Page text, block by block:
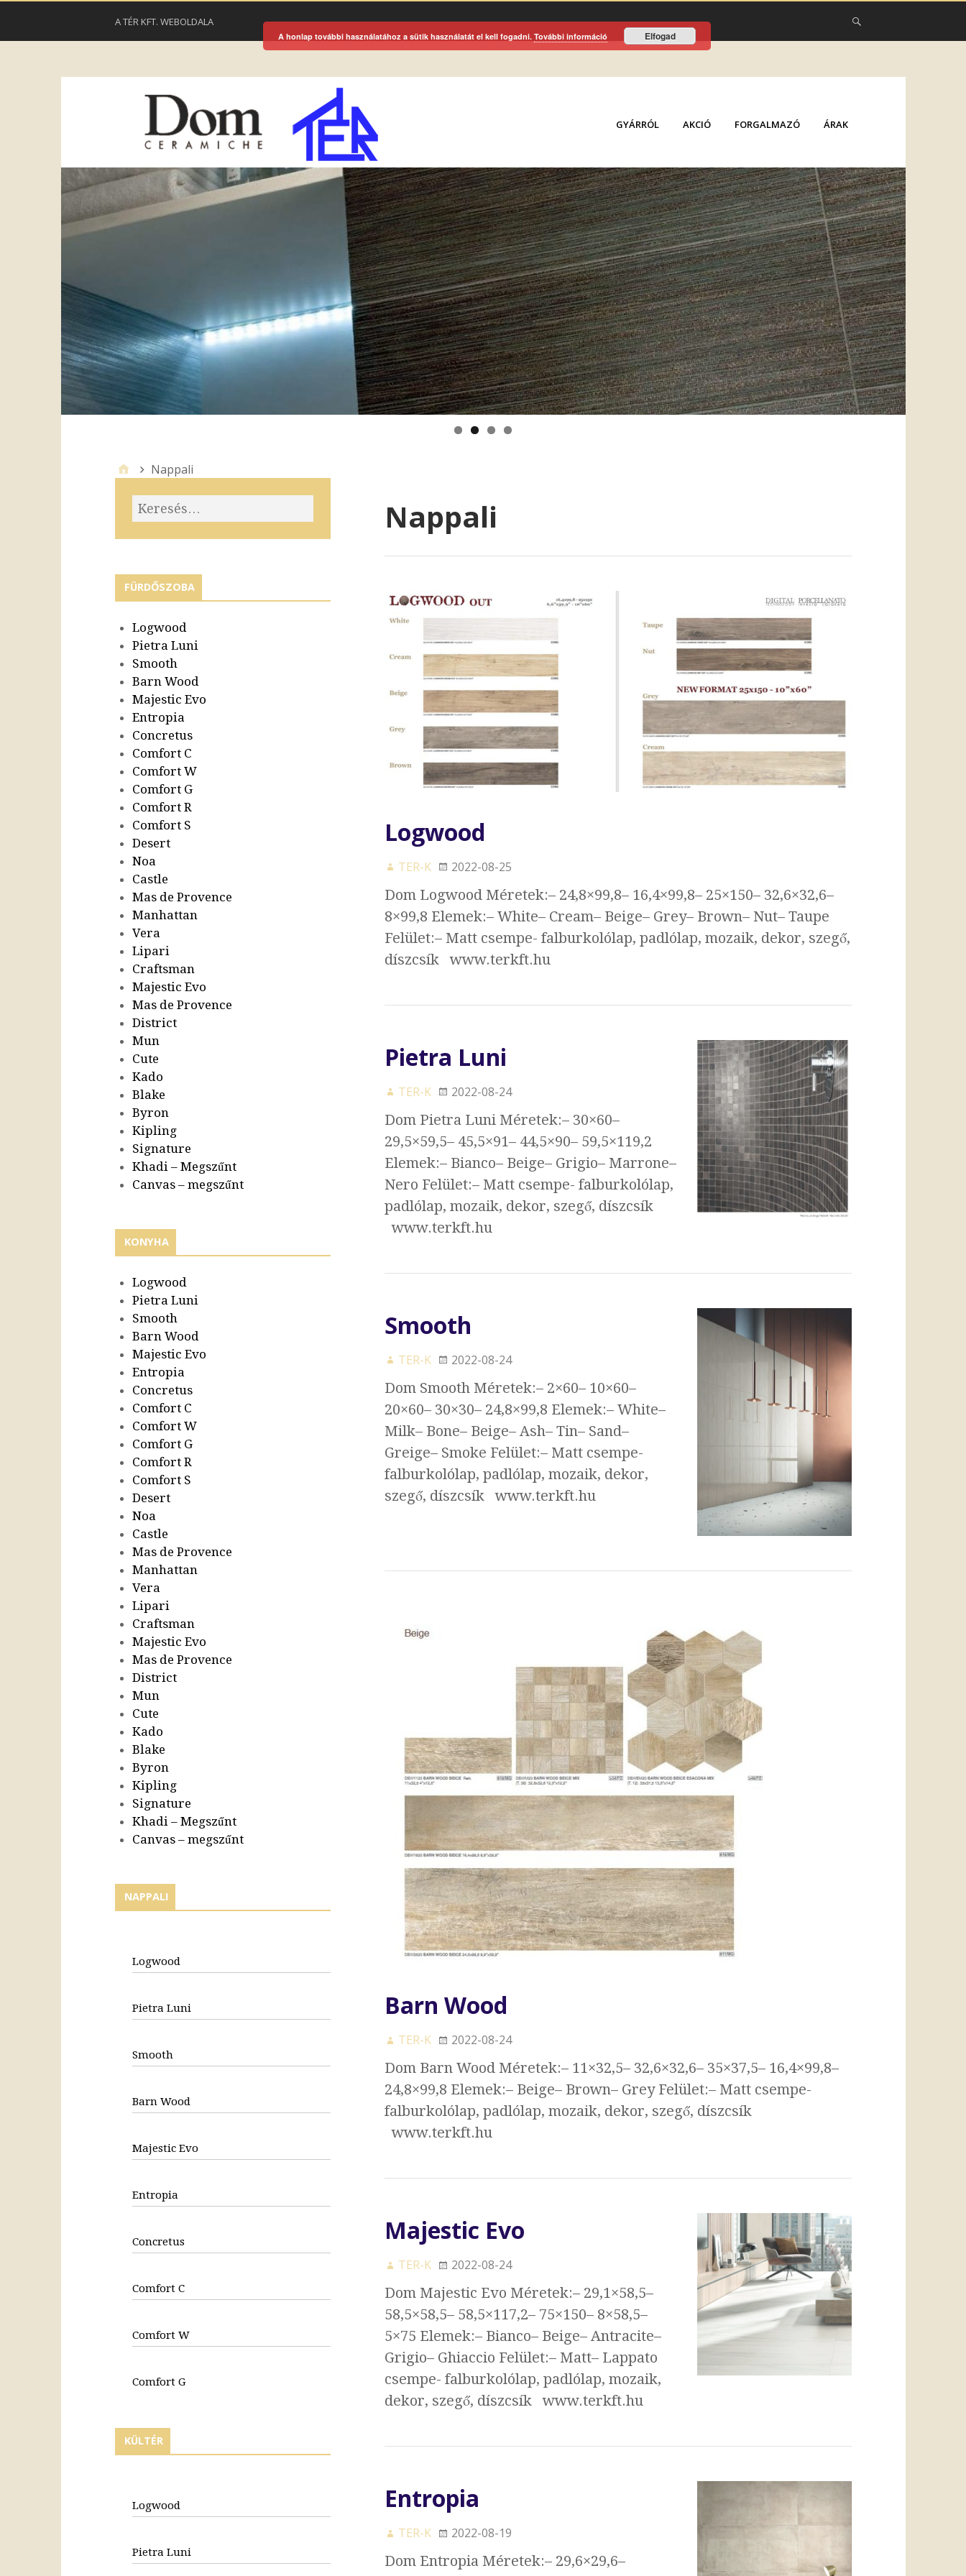
A TÉR KFT. WEBOLDALA
GYÁRRÓL AKCIÓ FORGALMAZÓ ÁRAK
Nappali
Nappali
Logwood
TER-K 2022-08-25
Dom Logwood Méretek:– 24,8×99,8– 16,4×99,8– 25×150– 32,6×32,6–
8×99,8 Elemek:– White– Cream– Beige– Grey– Brown– Nut– Taupe
Felület:– Matt csempe- falburkolólap, padlólap, mozaik, dekor, szegő,
díszcsík www.terkft.hu
Pietra Luni
TER-K 2022-08-24
Dom Pietra Luni Méretek:– 30×60–
29,5×59,5– 45,5×91– 44,5×90– 59,5×119,2
Elemek:– Bianco– Beige– Grigio– Marrone–
Nero Felület:– Matt csempe- falburkolólap,
padlólap, mozaik, dekor, szegő, díszcsík
www.terkft.hu
Smooth
TER-K 2022-08-24
Dom Smooth Méretek:– 2×60– 10×60–
20×60– 30×30– 24,8×99,8 Elemek:– White–
Milk– Bone– Beige– Ash– Tin– Sand–
Greige– Smoke Felület:– Matt csempe-
falburkolólap, padlólap, mozaik, dekor,
szegő, díszcsík www.terkft.hu
Barn Wood
TER-K 2022-08-24
Dom Barn Wood Méretek:– 11×32,5– 32,6×32,6– 35×37,5– 16,4×99,8–
24,8×99,8 Elemek:– Beige– Brown– Grey Felület:– Matt csempe-
falburkolólap, padlólap, mozaik, dekor, szegő, díszcsík
www.terkft.hu
Majestic Evo
TER-K 2022-08-24
Dom Majestic Evo Méretek:– 29,1×58,5–
58,5×58,5– 58,5×117,2– 75×150– 8×58,5–
5×75 Elemek:– Bianco– Beige– Antracite–
Grigio– Ghiaccio Felület:– Matt– Lappato
csempe- falburkolólap, padlólap, mozaik,
dekor, szegő, díszcsík www.terkft.hu
Entropia
TER-K 2022-08-19
Dom Entropia Méretek:– 29,6×29,6–
FÜRDŐSZOBA
Logwood
Pietra Luni
Smooth
Barn Wood
Majestic Evo
Entropia
Concretus
Comfort C
Comfort W
Comfort G
Comfort R
Comfort S
Desert
Noa
Castle
Mas de Provence
Manhattan
Vera
Lipari
Craftsman
Majestic Evo
Mas de Provence
District
Mun
Cute
Kado
Blake
Byron
Kipling
Signature
Khadi – Megszűnt
Canvas – megszűnt
KONYHA
Logwood
Pietra Luni
Smooth
Barn Wood
Majestic Evo
Entropia
Concretus
Comfort C
Comfort W
Comfort G
Comfort R
Comfort S
Desert
Noa
Castle
Mas de Provence
Manhattan
Vera
Lipari
Craftsman
Majestic Evo
Mas de Provence
District
Mun
Cute
Kado
Blake
Byron
Kipling
Signature
Khadi – Megszűnt
Canvas – megszűnt
NAPPALI
Logwood
Pietra Luni
Smooth
Barn Wood
Majestic Evo
Entropia
Concretus
Comfort C
Comfort W
Comfort G
KÜLTÉR
Logwood
Pietra Luni
A honlap további használatához a sütik használatát el kell fogadni. További információ Elfogad